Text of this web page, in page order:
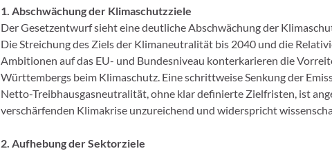
1. Abschwächung der Klimaschutzziele
Der Gesetzentwurf sieht eine deutliche Abschwächung der
Die Streichung des Ziels der Klimaneutralität bis 2040 und die
Ambitionen auf das EU- und Bundesniveau konterkarieren die
Württembergs beim Klimaschutz. Eine schrittweise Senkung der
Netto-Treibhausgasneutralität, ohne klar definierte Zielfristen, ist
verschärfenden Klimakrise unzureichend und widerspricht
2. Aufhebung der Sektorziele